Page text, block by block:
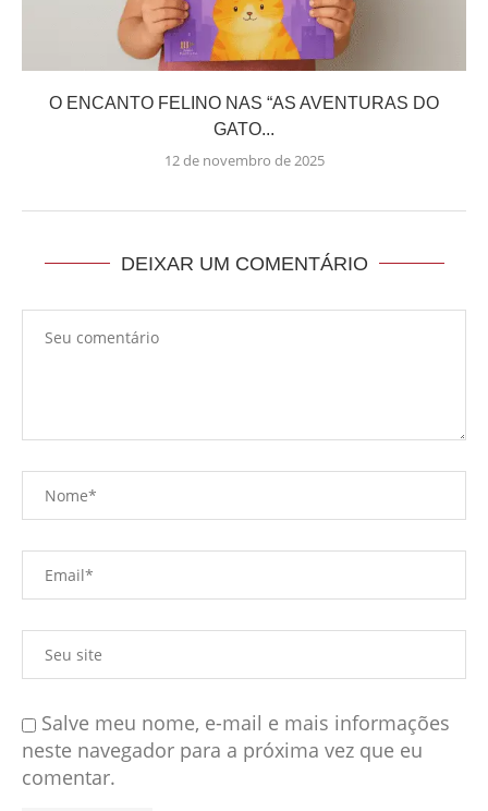
O ENCANTO FELINO NAS “AS AVENTURAS DO
GATO...
12 de novembro de 2025
DEIXAR UM COMENTÁRIO
Salve meu nome, e-mail e mais informações
neste navegador para a próxima vez que eu
comentar.